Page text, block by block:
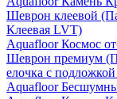
Шеврон клеевой
Клеевая LVT)
Aquafloor Космос
Шеврон премиум
елочка с
Aquafloor